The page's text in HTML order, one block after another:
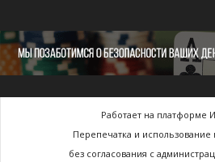
Работает на платформе
Перепечатка и использование
без согласования с